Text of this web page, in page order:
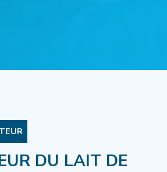
DU LAIT DE